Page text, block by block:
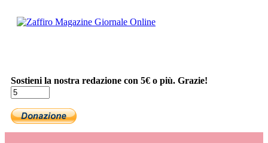
Sostieni la nostra redazione con 5€ o più. Grazie!